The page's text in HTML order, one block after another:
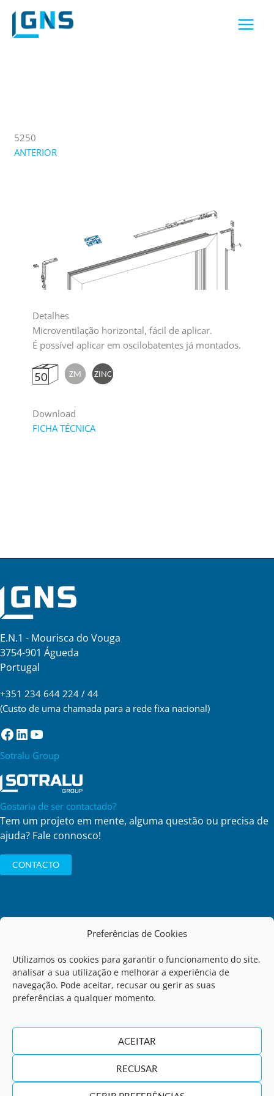
Preferências de Cookies
Utilizamos os cookies para garantir o funcionamento do site,
analisar a sua utilização e melhorar a experiência de
navegação. Pode aceitar, recusar ou gerir as suas
preferências a qualquer momento.
ACEITAR
RECUSAR
content
5250
ANTERIOR
Detalhes
Microventilação horizontal, fácil de aplicar.
É possível aplicar em oscilobatentes já montados.
Download
FICHA TÉCNICA
E.N.1 - Mourisca do Vouga
3754-901 Águeda
Portugal
+351 234 644 224 / 44
(Custo de uma chamada para a rede fixa nacional)
Facebook
LinkedIn
YouTube
Sotralu Group
Gostaria de ser contactado?
Tem um projeto em mente, alguma questão ou precisa de
ajuda? Fale connosco!
CONTACTO
Política de Privacidade
Código de Conduta
Regulamento de Comunicação de Infrações
Política de Qualidade